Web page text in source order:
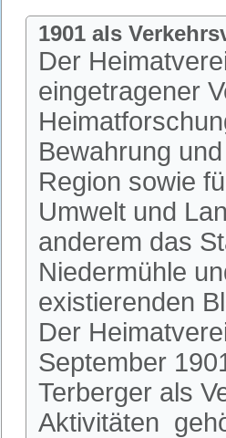
1901 als
Der
eingetragener
Bewahrung
Region sowie
Umwelt und
anderem das
Niedermühle
existierenden
Der
September
Terberger als
Aktivitäten